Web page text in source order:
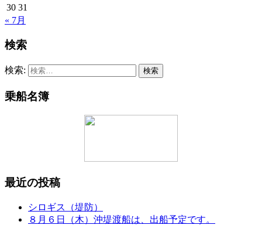
30 31
« 7月
検索
検索:
乗船名簿
最近の投稿
シロギス（堤防）
８月６日（木）沖堤渡船は、出船予定です。